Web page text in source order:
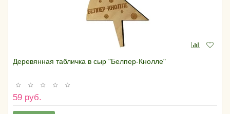
Деревянная табличка в сыр "Белпер-Кнолле"
59 руб.